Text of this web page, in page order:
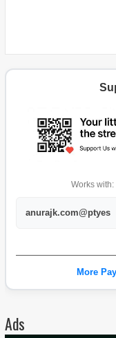
Works with:
anurajk.com@ptyes
More
Ads